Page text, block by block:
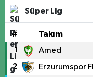
Süper Lig
# Takım
1 Amed
2 Erzurumspor